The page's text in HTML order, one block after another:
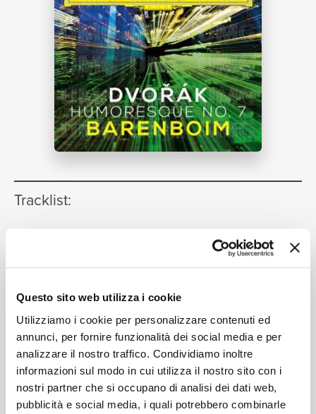
Questo sito web utilizza i cookie
Utilizziamo i cookie per personalizzare contenuti ed
annunci, per fornire funzionalità dei social media e per
analizzare il nostro traffico. Condividiamo inoltre
informazioni sul modo in cui utilizza il nostro sito con i
nostri partner che si occupano di analisi dei dati web,
pubblicità e social media, i quali potrebbero combinarle
Tracklist:
No. 7 Poco Lento e grazioso[8
Humoresques, Op. 101, B. 187]
Formati disponibili:
Digitale eSingle Audio/Single Track HD
TOUR
NEWS
RICERCA
CHI SIAMO
CONTATTI